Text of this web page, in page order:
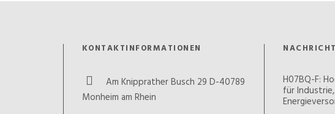
KONTAKTINFORMATIONEN
Am Knipprather Busch 29 D-40789
Monheim am Rhein
NACHRICHT
H07BQ-F:
für